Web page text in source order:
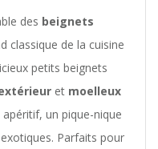
des beignets
classique de la cuisine
petits beignets
et moelleux
un pique-nique
Parfaits pour